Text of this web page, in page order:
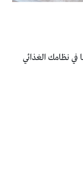
نظامك الغذائي